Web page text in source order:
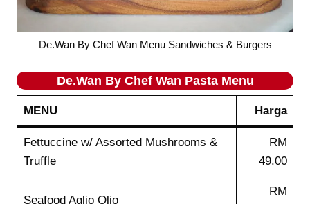
De.Wan By Chef Wan Menu Sandwiches & Burgers
De.Wan By Chef Wan Pasta Menu
MENU Harga
Fettuccine w/ Assorted Mushrooms &
Truffle
RM
49.00
Seafood Aglio Olio
RM